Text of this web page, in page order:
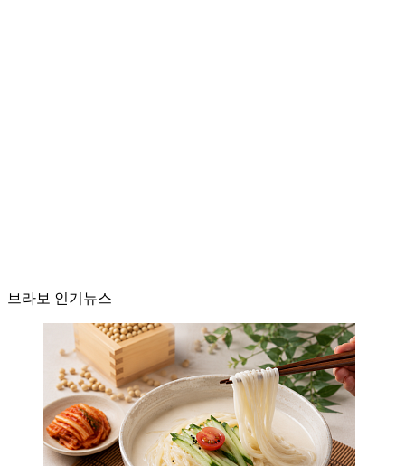
브라보 인기뉴스